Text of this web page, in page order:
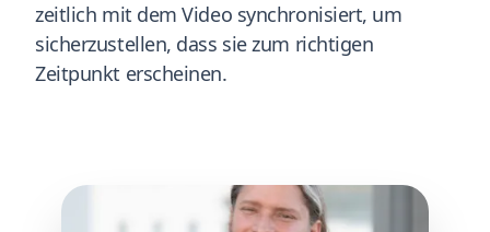
zeitlich mit dem Video synchronisiert, um
sicherzustellen, dass sie zum richtigen
Zeitpunkt erscheinen.